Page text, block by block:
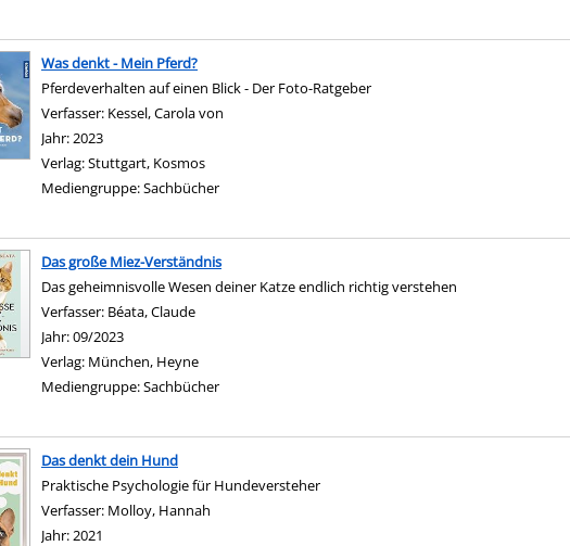
anzeigen
Was denkt - Mein Pferd?
Pferdeverhalten auf einen Blick - Der Foto-Ratgeber
Verfasser: Kessel, Carola von
Jahr:2023
Verlag:Stuttgart, Kosmos
Mediengruppe:Sachbücher
Das große Miez-Verständnis
Das geheimnisvolle Wesen deiner Katze endlich richtig verstehen
Verfasser: Béata, Claude
Jahr:09/2023
Verlag: München, Heyne
Mediengruppe:Sachbücher
Das denkt dein Hund
Praktische Psychologie für Hundeversteher
Verfasser: Molloy, Hannah
Jahr:2021